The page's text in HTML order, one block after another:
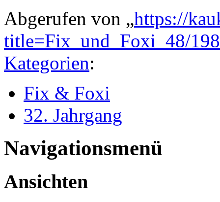
Abgerufen von „https://
title=Fix_und_Foxi_48/
Kategorien:
Fix & Foxi
32. Jahrgang
Navigationsmenü
Ansichten